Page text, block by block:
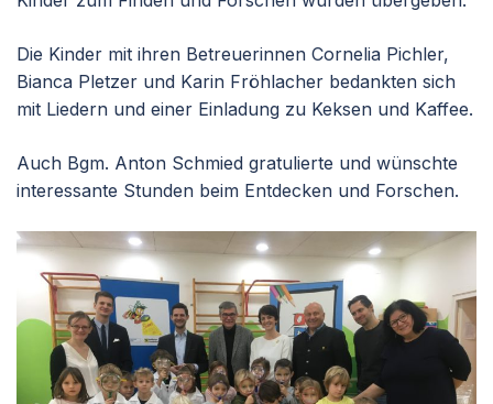
Die Kinder mit ihren Betreuerinnen Cornelia Pichler,
Bianca Pletzer und Karin Fröhlacher bedankten sich
mit Liedern und einer Einladung zu Keksen und Kaffee.
Auch Bgm. Anton Schmied gratulierte und wünschte
interessante Stunden beim Entdecken und Forschen.